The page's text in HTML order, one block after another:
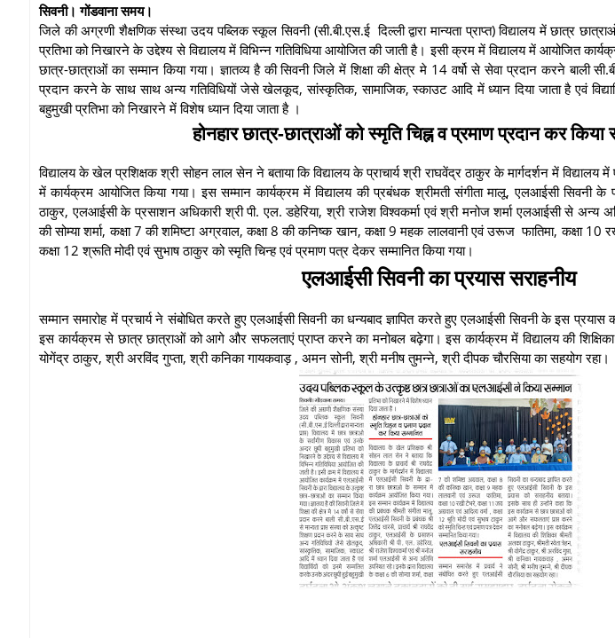
सिवनी। गोंडवाना समय।
जिले की अग्रणी शैक्षणिक संस्था उदय पब्लिक स्कूल सिवनी (सी.बी.एस.ई दिल्ली द्वारा मान्यता प्राप्त) विद्यालय में छात्र
प्रतिभा को निखारने के उद्देश्य से विद्यालय में विभिन्न गतिविधिया आयोजित की जाती है। इसी क्रम में विद्यालय में आयोजित
छात्र-छात्राओं का सम्मान किया गया। ज्ञातव्य है की सिवनी जिले में शिक्षा की क्षेत्र मे 14 वर्षो से सेवा प्रदान करने बाली
प्रदान करने के साथ साथ अन्य गतिविधियों जेसे खेलकूद, सांस्कृतिक, सामाजिक, स्काउट आदि में ध्यान दिया जाता है एवं
बहुमुखी प्रतिभा को निखारने में विशेष ध्यान दिया जाता है ।
होनहार छात्र-छात्राओं को स्मृति चिह्न व प्रमाण प्रदान कर किया
विद्यालय के खेल प्रशिक्षक श्री सोहन लाल सेन ने बताया कि विद्यालय के प्राचार्य श्री राघवेंद्र ठाकुर के मार्गदर्शन में विद्यालय
में कार्यक्रम आयोजित किया गया। इस सम्मान कार्यक्रम में विद्यालय की प्रबंधक श्रीमती संगीता मालू, एलआईसी सिवनी के
ठाकुर, एलआईसी के प्रसाशन अधिकारी श्री पी. एल. डहेरिया, श्री राजेश विश्वकर्मा एवं श्री मनोज शर्मा एलआईसी से अन्य
की सोम्या शर्मा, कक्षा 7 की शमिष्टा अग्रवाल, कक्षा 8 की कनिष्क खान, कक्षा 9 महक लालवानी एवं उरूज फातिमा, कक्षा
कक्षा 12 श्रूति मोदी एवं सुभाष ठाकुर को स्मृति चिन्ह एवं प्रमाण पत्र देकर सम्मानित किया गया।
एलआईसी सिवनी का प्रयास सराहनीय
सम्मान समारोह में प्रचार्य ने संबोधित करते हुए एलआईसी सिवनी का धन्यबाद ज्ञापित करते हुए एलआईसी सिवनी के इस प्रयास
इस कार्यक्रम से छात्र छात्राओं को आगे और सफलताएं प्राप्त करने का मनोबल बढ़ेगा। इस कार्यक्रम में विद्यालय की
योगेंद्र ठाकुर, श्री अरविंद गुप्ता, श्री कनिका गायकवाड़ , अमन सोनी, श्री मनीष तुमन्ने, श्री दीपक चौरसिया का सहयोग रहा।